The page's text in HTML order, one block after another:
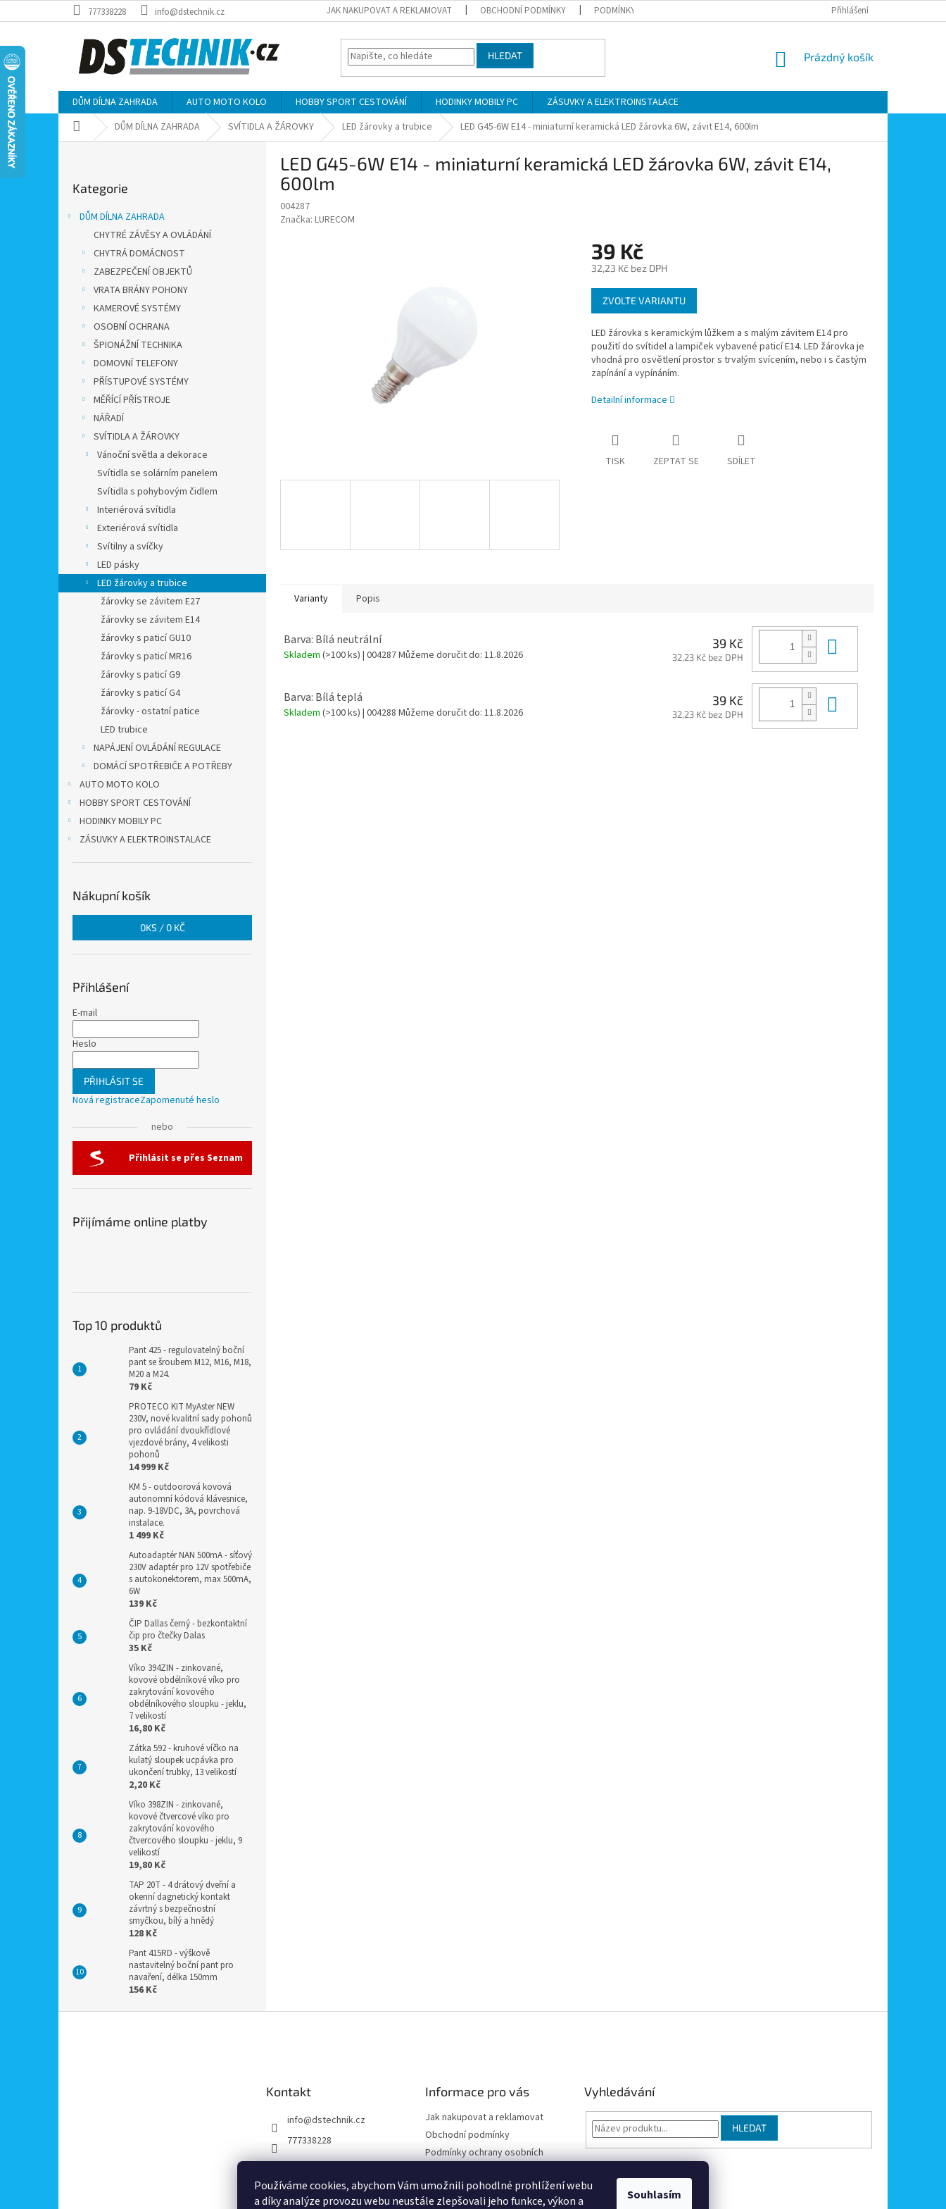
Používáme cookies, abychom Vám umožnili pohodlné prohlížení webu
a díky analýze provozu webu neustále zlepšovali jeho funkce, výkon a
Souhlasím
na
777338228 info@dstechnik.cz JAK NAKUPOVAT A REKLAMOVAT OBCHODNÍ PODMÍNKY PODMÍNKY OCHRANY OSOBNÍCH ÚDAJŮ MOJE OBJEDNÁVKA
Přihlášení
HLEDAT
NÁKUPNÍ
Prázdný košík
DŮM DÍLNA ZAHRADA AUTO MOTO KOLO HOBBY SPORT CESTOVÁNÍ HODINKY MOBILY PC
ZÁSUVKY A ELEKTROINSTALACE
Domů DŮM DÍLNA ZAHRADA SVÍTIDLA A ŽÁROVKY LED žárovky a trubice LED G45-6W E14 - miniaturní keramická LED žárovka 6W, závit E14, 600lm
kategorie
Kategorie
DŮM DÍLNA ZAHRADA
CHYTRÉ ZÁVĚSY A OVLÁDÁNÍ
CHYTRÁ DOMÁCNOST
ZABEZPEČENÍ OBJEKTŮ
VRATA BRÁNY POHONY
KAMEROVÉ SYSTÉMY
OSOBNÍ OCHRANA
ŠPIONÁŽNÍ TECHNIKA
DOMOVNÍ TELEFONY
PŘÍSTUPOVÉ SYSTÉMY
MĚŘÍCÍ PŘÍSTROJE
NÁŘADÍ
SVÍTIDLA A ŽÁROVKY
Vánoční světla a dekorace
Svítidla se solárním panelem
Svítidla s pohybovým čidlem
Interiérová svítidla
Exteriérová svítidla
Svítilny a svíčky
LED pásky
LED žárovky a trubice
žárovky se závitem E27
žárovky se závitem E14
žárovky s paticí GU10
žárovky s paticí MR16
žárovky s paticí G9
žárovky s paticí G4
žárovky - ostatní patice
LED trubice
NAPÁJENÍ OVLÁDÁNÍ REGULACE
DOMÁCÍ SPOTŘEBIČE A POTŘEBY
AUTO MOTO KOLO
HOBBY SPORT CESTOVÁNÍ
HODINKY MOBILY PC
ZÁSUVKY A ELEKTROINSTALACE
Nákupní košík
0KS / 0 KČ
Přihlášení
E-mail
Heslo
PŘIHLÁSIT SE
Nová registraceZapomenuté heslo
nebo
Přihlásit se přes Seznam
Přijímáme online platby
Top 10 produktů
Pant 425 - regulovatelný boční
pant se šroubem M12, M16, M18,
M20 a M24.
79 Kč
PROTECO KIT MyAster NEW
230V, nové kvalitní sady pohonů
pro ovládání dvoukřídlové
vjezdové brány, 4 velikosti
pohonů
14 999 Kč
KM 5 - outdoorová kovová
autonomní kódová klávesnice,
nap. 9-18VDC, 3A, povrchová
instalace.
1 499 Kč
Autoadaptér NAN 500mA - síťový
230V adaptér pro 12V spotřebiče
s autokonektorem, max 500mA,
6W
139 Kč
ČIP Dallas černý - bezkontaktní
čip pro čtečky Dalas
35 Kč
Víko 394ZIN - zinkované,
kovové obdélníkové víko pro
zakrytování kovového
obdélníkového sloupku - jeklu,
7 velikostí
16,80 Kč
Zátka 592 - kruhové víčko na
kulatý sloupek ucpávka pro
ukončení trubky, 13 velikostí
2,20 Kč
Víko 398ZIN - zinkované,
kovové čtvercové víko pro
zakrytování kovového
čtvercového sloupku - jeklu, 9
velikostí
19,80 Kč
TAP 20T - 4 drátový dveřní a
okenní dagnetický kontakt
závrtný s bezpečnostní
smyčkou, bílý a hnědý
128 Kč
Pant 415RD - výškově
nastavitelný boční pant pro
navaření, délka 150mm
156 Kč
LED G45-6W E14 - miniaturní keramická LED žárovka 6W, závit E14,
600lm
004287
Značka: LURECOM
39 Kč
32,23 Kč bez DPH
Měrná
cena:
ZVOLTE VARIANTU
LED žárovka s keramickým lůžkem a s malým závitem E14 pro
použití do svítidel a lampiček vybavené paticí E14. LED žárovka je
vhodná pro osvětlení prostor s trvalým svícením, nebo i s častým
zapínání a vypínáním.
Detailní informace
TISK ZEPTAT SE SDÍLET
Varianty Popis
Barva: Bílá neutrální
Skladem (>100 ks) | 004287Můžeme doručit do: 11.8.2026
39 Kč
32,23 Kč bez DPH
Barva: Bílá teplá
Skladem (>100 ks) | 004288 Můžeme doručit do: 11.8.2026
39 Kč
32,23 Kč bez DPH
Kontakt
info@dstechnik.cz
777338228
Informace pro vás
Jak nakupovat a reklamovat
Obchodní podmínky
Podmínky ochrany osobních
Kontakty
Moje objednávka
Vyhledávání
HLEDAT